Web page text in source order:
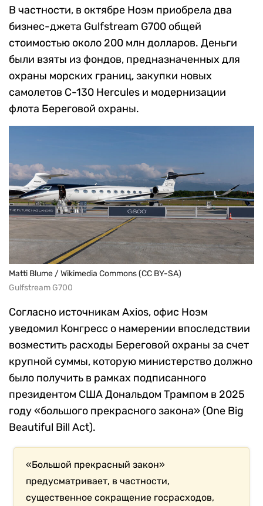
В частности, в октябре Ноэм приобрела два
бизнес-джета Gulfstream G700 общей
стоимостью около 200 млн долларов. Деньги
были взяты из фондов, предназначенных для
охраны морских границ, закупки новых
самолетов C-130 Hercules и модернизации
флота Береговой охраны.
Matti Blume / Wikimedia Commons (CC BY-SA)
Gulfstream G700
Согласно источникам Axios, офис Ноэм
уведомил Конгресс о намерении впоследствии
возместить расходы Береговой охраны за счет
крупной суммы, которую министерство должно
было получить в рамках подписанного
президентом США Дональдом Трампом в 2025
году «большого прекрасного закона» (One Big
Beautiful Bill Act).
«Большой прекрасный закон»
предусматривает, в частности,
существенное сокращение госрасходов,